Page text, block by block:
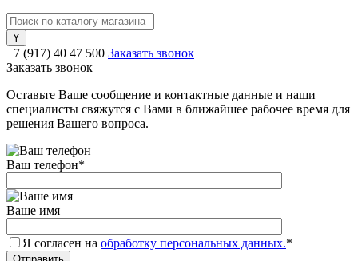
+7 (917) 40 47 500 Заказать звонок
Заказать звонок
Оставьте Ваше сообщение и контактные данные и наши
специалисты свяжутся с Вами в ближайшее рабочее время для
решения Вашего вопроса.
Ваш телефон*
Ваше имя
Я согласен на обработку персональных данных.*